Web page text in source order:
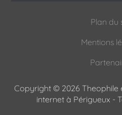
Plan du
Mentions
Copyright © 2026 Theophile
internet à Périgueux -